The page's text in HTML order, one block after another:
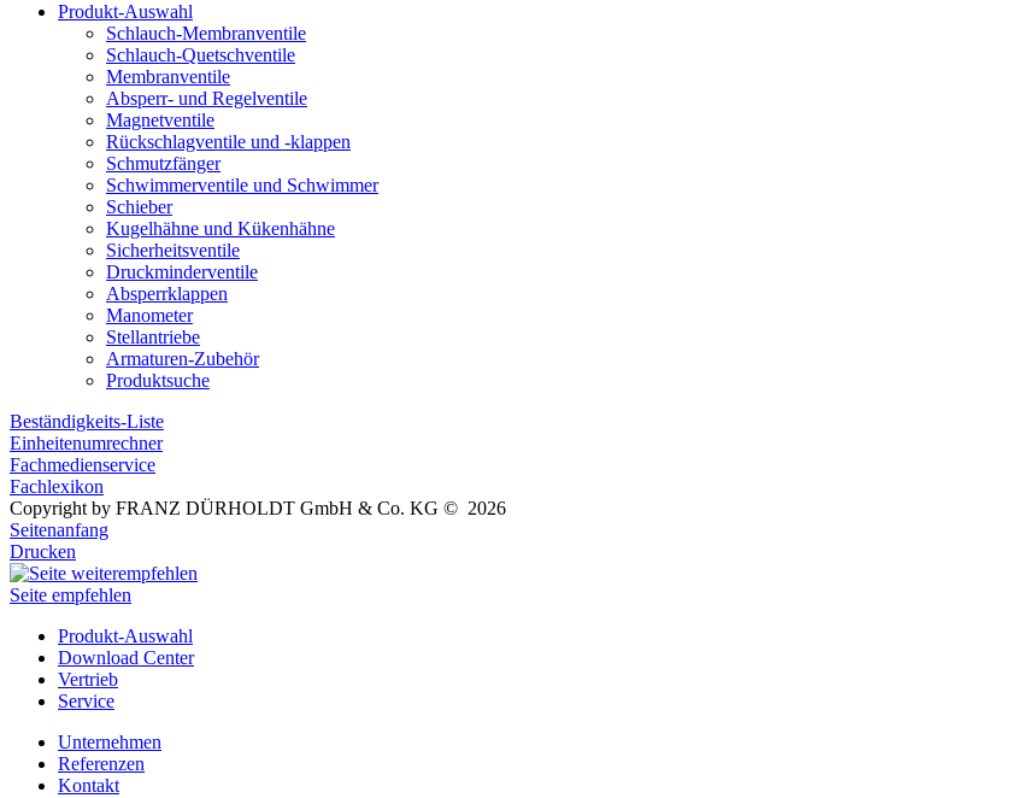
Produkt-Auswahl
Schlauch-Membranventile
Schlauch-Quetschventile
Membranventile
Absperr- und Regelventile
Magnetventile
Rückschlagventile und -klappen
Schmutzfänger
Schwimmerventile und Schwimmer
Schieber
Kugelhähne und Kükenhähne
Sicherheitsventile
Druckminderventile
Absperrklappen
Manometer
Stellantriebe
Armaturen-Zubehör
Produktsuche
Beständigkeits-Liste
Einheitenumrechner
Fachmedienservice
Fachlexikon
Copyright by FRANZ DÜRHOLDT GmbH & Co. KG © 2026
Seitenanfang
Drucken
Seite empfehlen
Produkt-Auswahl
Download Center
Vertrieb
Service
Unternehmen
Referenzen
Kontakt